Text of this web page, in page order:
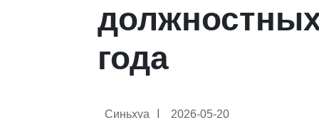
года
Синьхуа 2026-05-20